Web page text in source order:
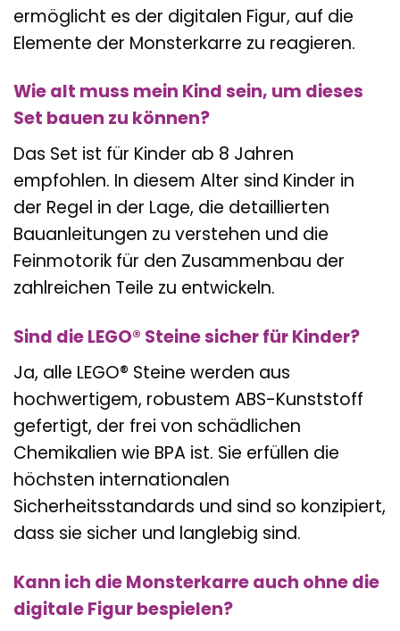
ermöglicht es der digitalen Figur, auf die
Elemente der Monsterkarre zu reagieren.
Wie alt muss mein Kind sein, um dieses
Set bauen zu können?
Das Set ist für Kinder ab 8 Jahren
empfohlen. In diesem Alter sind Kinder in
der Regel in der Lage, die detaillierten
Bauanleitungen zu verstehen und die
Feinmotorik für den Zusammenbau der
zahlreichen Teile zu entwickeln.
Sind die LEGO® Steine sicher für Kinder?
Ja, alle LEGO® Steine werden aus
hochwertigem, robustem ABS-Kunststoff
gefertigt, der frei von schädlichen
Chemikalien wie BPA ist. Sie erfüllen die
höchsten internationalen
Sicherheitsstandards und sind so konzipiert,
dass sie sicher und langlebig sind.
Kann ich die Monsterkarre auch ohne die
digitale Figur bespielen?